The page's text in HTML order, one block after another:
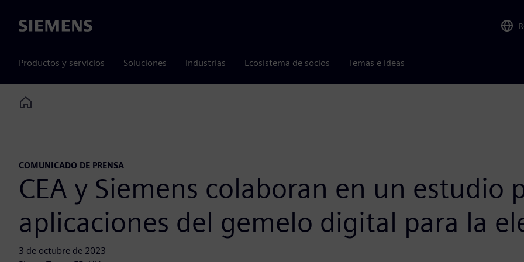
Siemens
Productos y servicios Soluciones Industrias Ecosistema de socios Temas e ideas
Home
COMUNICADO DE PRENSA
CEA y Siemens colaboran en un estudio
aplicaciones del gemelo digital para la
3 de octubre de 2023